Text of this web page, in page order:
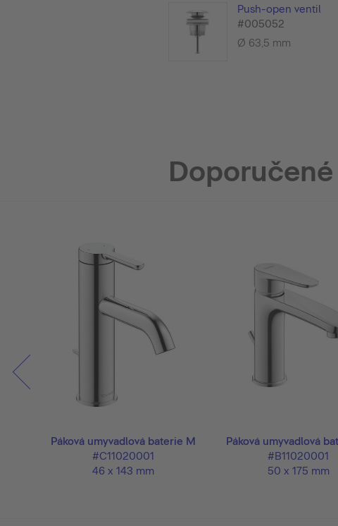
Push-open ventil
#005052
Ø 63,5 mm
Páková umyvadlová baterie M
#C11020001
46 x 143 mm
Páková umyvadlová
#B11020001
50 x 175 mm